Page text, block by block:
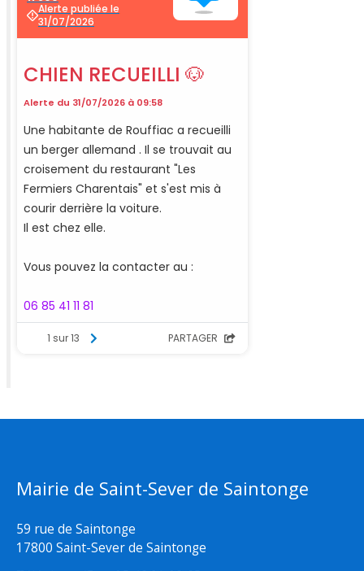
Mairie de Saint-Sever de Saintonge
59 rue de Saintonge
17800 Saint-Sever de Saintonge